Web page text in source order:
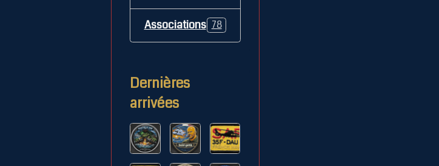
Associations 78
Dernières
arrivées